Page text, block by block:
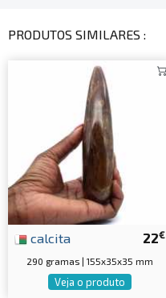
PRODUTOS SIMILARES :
22€
calcita
290 gramas | 155x35x35 mm
Veja o produto